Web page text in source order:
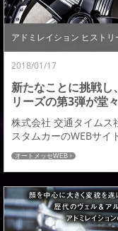
アドミレイション ヒストリ
2018/01/17
新たなことに挑戦し
リーズの第3弾が堂
株式会社 交通タイムス
スタムカーのWEBサイ
らお役立ち情報までを
ット ライエンC010の
だきます。 「アミスタ
先進ホイールを投入 →
タットの記事一覧はこ
オートメッセWEB